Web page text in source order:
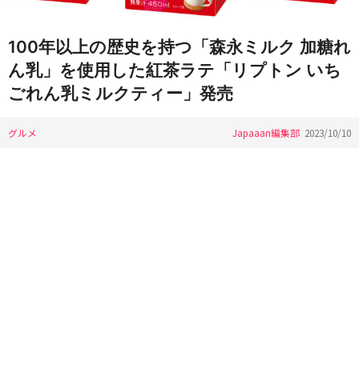
100年以上の歴史を持つ「森永ミルク 加糖れ
ん乳」を使用した紅茶ラテ「リプトン いち
ごれん乳ミルクティー」発売
グルメ Japaaan編集部 2023/10/10